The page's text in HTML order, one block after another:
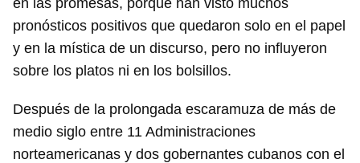
en las promesas, porque han visto muchos
pronósticos positivos que quedaron solo en el papel
y en la mística de un discurso, pero no influyeron
sobre los platos ni en los bolsillos.
Después de la prolongada escaramuza de más de
medio siglo entre 11 Administraciones
norteamericanas y dos gobernantes cubanos con el